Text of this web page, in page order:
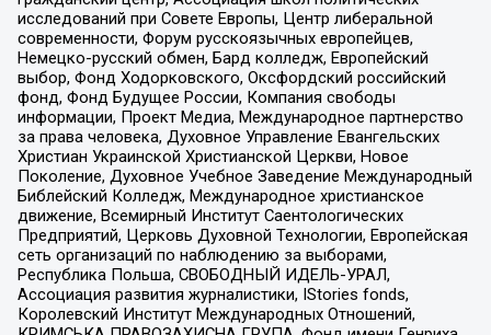
исследований при Совете Европы, Центр либеральной
современности, Форум русскоязычных европейцев,
Немецко-русский обмен, Бард колледж, Европейский
выбор, Фонд Ходорковского, Оксфордский российский
фонд, Фонд Будущее России, Компания свободы
информации, Проект Медиа, Международное партнерство
за права человека, Духовное Управление Евангельских
Христиан Украинской Христианской Церкви, Новое
Поколение, Духовное Учебное Заведение Международный
Библейский Колледж, Международное христианское
движение, Всемирный Институт Саентологических
Предприятий, Церковь Духовной Технологии, Европейская
сеть организаций по наблюдению за выборами,
Республика Польша, СВОБОДНЫЙ ИДЕЛЬ-УРАЛ,
Ассоциация развития журналистики, IStories fonds,
Королевский Институт Международных Отношений,